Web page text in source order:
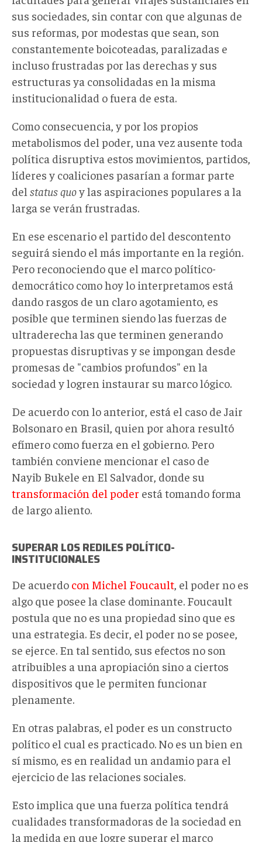
sus sociedades, sin contar con que algunas de
sus reformas, por modestas que sean, son
constantemente boicoteadas, paralizadas e
incluso frustradas por las derechas y sus
estructuras ya consolidadas en la misma
institucionalidad o fuera de esta.
Como consecuencia, y por los propios
metabolismos del poder, una vez ausente toda
política disruptiva estos movimientos, partidos,
líderes y coaliciones pasarían a formar parte
del status quoy las aspiraciones populares a la
larga se verán frustradas.
En ese escenario el partido del descontento
seguirá siendo el más importante en la región.
Pero reconociendo que el marco político-
democrático como hoy lo interpretamos está
dando rasgos de un claro agotamiento, es
posible que terminen siendo las fuerzas de
ultraderecha las que terminen generando
propuestas disruptivas y se impongan desde
promesas de "cambios profundos" en la
sociedad y logren instaurar su marco lógico.
De acuerdo con lo anterior, está el caso de Jair
Bolsonaro en Brasil, quien por ahora resultó
efímero como fuerza en el gobierno. Pero
también conviene mencionar el caso de
Nayib Bukele en El Salvador, donde su
transformación del poder está tomando forma
de largo aliento.
SUPERAR LOS REDILES POLÍTICO-
INSTITUCIONALES
De acuerdo con Michel Foucault , el poder no es
algo que posee la clase dominante. Foucault
postula que no es una propiedad sino que es
una estrategia. Es decir, el poder no se posee,
se ejerce. En tal sentido, sus efectos no son
atribuibles a una apropiación sino a ciertos
dispositivos que le permiten funcionar
plenamente.
En otras palabras, el poder es un constructo
político el cual es practicado. No es un bien en
sí mismo, es en realidad un andamio para el
ejercicio de las relaciones sociales.
Esto implica que una fuerza política tendrá
cualidades transformadoras de la sociedad en
la medida en que logre superar el marco